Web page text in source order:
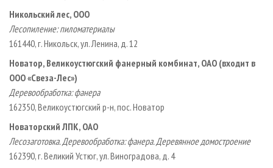
Никольский лес, ООО
Лесопиление: пиломатериалы
161440, г. Никольск, ул. Ленина, д. 12
Новатор, Великоустюгский фанерный комбинат, ОАО (входит в
ООО «Свеза­-Лес»)
Деревообработка: фанера
162350, Великоустюгский р­-н, пос. Новатор
Новаторский ЛПК, ОАО
Лесозаготовка. Деревообработка: фанера. Деревянное домостроение
162390, г. Великий Устюг, ул. Виноградова, д. 4